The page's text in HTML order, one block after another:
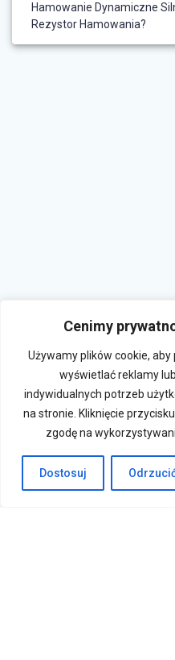
Cenimy
Używamy plików cookie,
wyświetlać reklamy
indywidualnych potrzeb
na stronie. Kliknięcie
zgodę na
Dostosuj
Hamowanie Dynamiczne
Rezystor Hamowania?